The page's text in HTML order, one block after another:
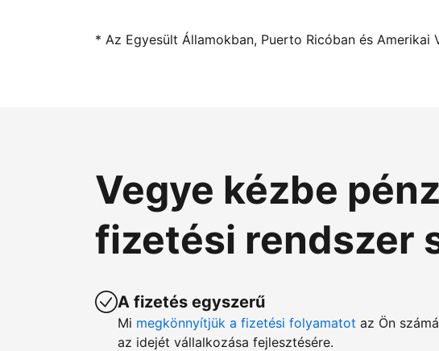
* Az Egyesült Államokban, Puerto Ricóban és
Vegye kézbe
fizetési rendszer
A fizetés egyszerű
Mi megkönnyítjük a fizetési folyamatot az Ön
az idejét vállalkozása fejlesztésére.